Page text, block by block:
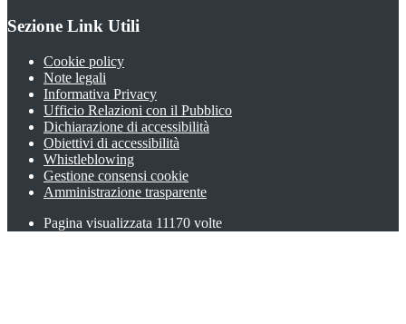
Sezione Link Utili
Cookie policy
Note legali
Informativa Privacy
Ufficio Relazioni con il Pubblico
Dichiarazione di accessibilità
Obiettivi di accessibilità
Whistleblowing
Gestione consensi cookie
Amministrazione trasparente
Pagina visualizzata 11170 volte